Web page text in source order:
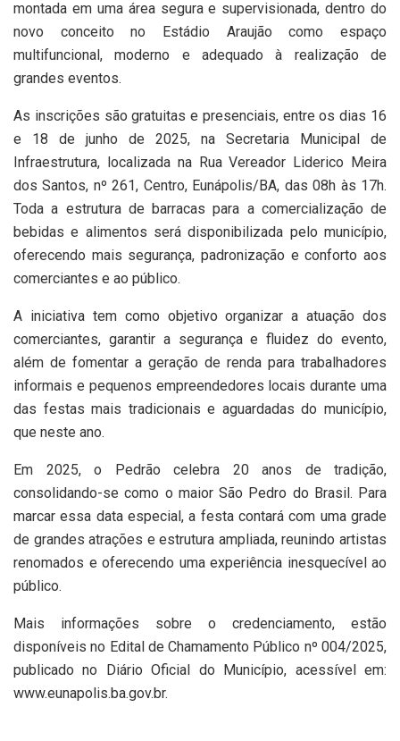
montada em uma área segura e supervisionada, dentro do
novo conceito no Estádio Araujão como espaço
multifuncional, moderno e adequado à realização de
grandes eventos.
As inscrições são gratuitas e presenciais, entre os dias 16
e 18 de junho de 2025, na Secretaria Municipal de
Infraestrutura, localizada na Rua Vereador Liderico Meira
dos Santos, nº 261, Centro, Eunápolis/BA, das 08h às 17h.
Toda a estrutura de barracas para a comercialização de
bebidas e alimentos será disponibilizada pelo município,
oferecendo mais segurança, padronização e conforto aos
comerciantes e ao público.
A iniciativa tem como objetivo organizar a atuação dos
comerciantes, garantir a segurança e fluidez do evento,
além de fomentar a geração de renda para trabalhadores
informais e pequenos empreendedores locais durante uma
das festas mais tradicionais e aguardadas do município,
que neste ano.
Em 2025, o Pedrão celebra 20 anos de tradição,
consolidando-se como o maior São Pedro do Brasil. Para
marcar essa data especial, a festa contará com uma grade
de grandes atrações e estrutura ampliada, reunindo artistas
renomados e oferecendo uma experiência inesquecível ao
público.
Mais informações sobre o credenciamento, estão
disponíveis no Edital de Chamamento Público nº 004/2025,
publicado no Diário Oficial do Município, acessível em:
www.eunapolis.ba.gov.br.